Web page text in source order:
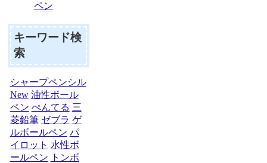
ペン
キーワード検
索
シャープペンシル
New 油性ボール
ペン ぺんてる 三
菱鉛筆 ゼブラ ゲ
ルボールペン パ
イロット 水性ボ
ールペン
トンボ